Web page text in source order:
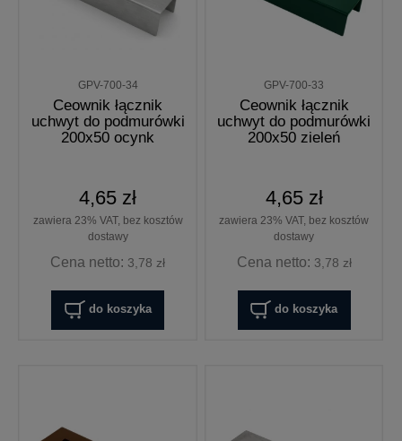
GPV-700-34
Ceownik łącznik
uchwyt do podmurówki
200x50 ocynk
4,65 zł
zawiera 23% VAT, bez kosztów
dostawy
Cena netto: 3,78 zł
do koszyka
GPV-700-33
Ceownik łącznik
uchwyt do podmurówki
200x50 zieleń
4,65 zł
zawiera 23% VAT, bez kosztów
dostawy
Cena netto: 3,78 zł
do koszyka